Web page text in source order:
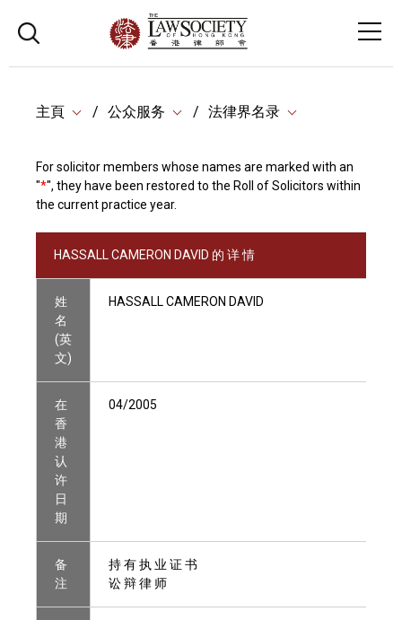
主頁 公众服务 法律界名录
For solicitor members whose names are marked with an
"*", they have been restored to the Roll of Solicitors within
the current practice year.
HASSALL CAMERON DAVID 的 详 情
姓
名
(英
文)
HASSALL CAMERON DAVID
在
香
港
认
许
日
期
04/2005
备
注
持 有 执 业 证 书
讼 辩 律 师